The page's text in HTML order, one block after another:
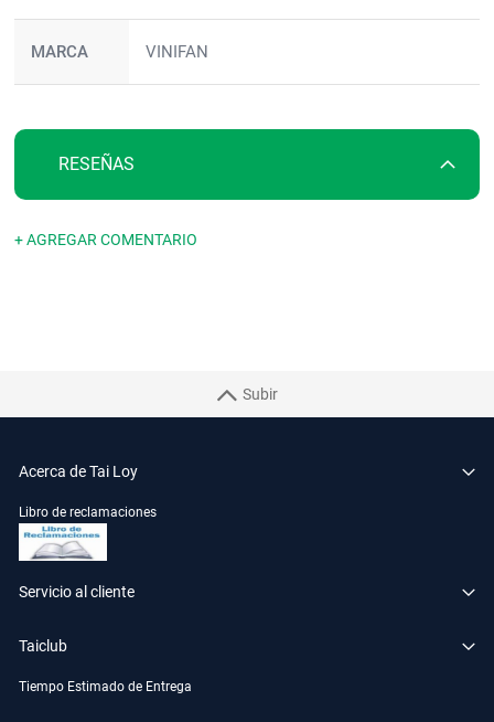
MARCA VINIFAN
RESEÑAS
+ AGREGAR COMENTARIO
Subir
Acerca de Tai Loy
Libro de reclamaciones
Servicio al cliente
Taiclub
Tiempo Estimado de Entrega